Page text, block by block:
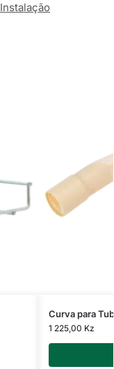
Instalação
Curva para
1 225,00 Kz